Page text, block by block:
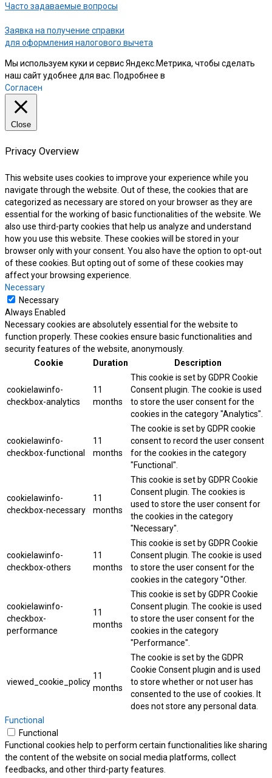
Часто задаваемые вопросы
Заявка на получение справки
для оформления налогового вычета
Мы используем куки и сервис Яндекс.Метрика, чтобы сделать
наш сайт удобнее для вас. Подробнее в
Согласен
Close
Privacy Overview
This website uses cookies to improve your experience while you
navigate through the website. Out of these, the cookies that are
categorized as necessary are stored on your browser as they are
essential for the working of basic functionalities of the website. We
also use third-party cookies that help us analyze and understand
how you use this website. These cookies will be stored in your
browser only with your consent. You also have the option to opt-out
of these cookies. But opting out of some of these cookies may
affect your browsing experience.
Necessary
Necessary
Always Enabled
Necessary cookies are absolutely essential for the website to
function properly. These cookies ensure basic functionalities and
security features of the website, anonymously.
Cookie
Duration Description
cookielawinfo-
checkbox-analytics
11
months
This cookie is set by GDPR Cookie
Consent plugin. The cookie is used
to store the user consent for the
cookies in the category "Analytics".
cookielawinfo-
checkbox-functional
11
months
The cookie is set by GDPR cookie
consent to record the user consent
for the cookies in the category
"Functional".
cookielawinfo-
checkbox-necessary
11
months
This cookie is set by GDPR Cookie
Consent plugin. The cookies is
used to store the user consent for
the cookies in the category
"Necessary".
cookielawinfo-
checkbox-others
11
months
This cookie is set by GDPR Cookie
Consent plugin. The cookie is used
to store the user consent for the
cookies in the category "Other.
cookielawinfo-
checkbox-
performance
11
months
This cookie is set by GDPR Cookie
Consent plugin. The cookie is used
to store the user consent for the
cookies in the category
"Performance".
viewed_cookie_policy
11
months
The cookie is set by the GDPR
Cookie Consent plugin and is used
to store whether or not user has
consented to the use of cookies. It
does not store any personal data.
Functional
Functional
Functional cookies help to perform certain functionalities like sharing
the content of the website on social media platforms, collect
feedbacks, and other third-party features.